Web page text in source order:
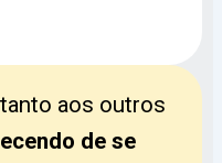
aos outros
de se